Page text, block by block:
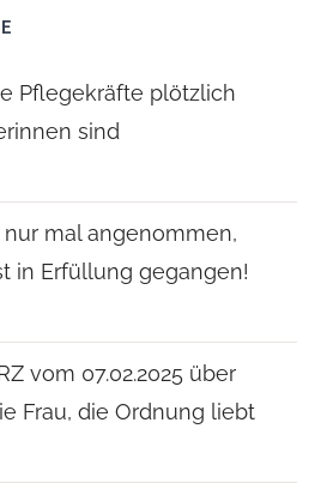
Pflegekräfte plötzlich
sind
mal angenommen,
in Erfüllung gegangen!
vom 07.02.2025 über
Frau, die Ordnung liebt